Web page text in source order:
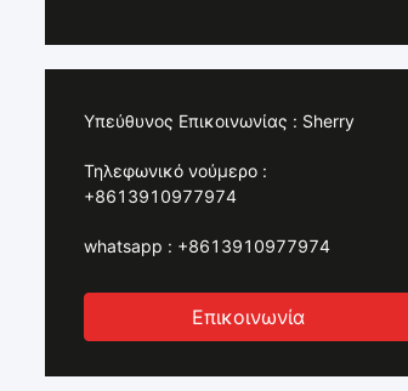
Υπεύθυνος Επικοινωνίας : Sherry
Τηλεφωνικό νούμερο :
+8613910977974
whatsapp : +8613910977974
Επικοινωνία